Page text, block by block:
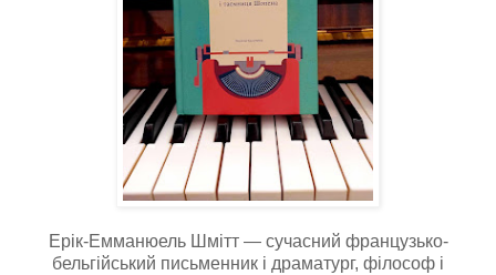
Ерік-Емманюель Шмітт — сучасний французько-
бельгійський письменник і драматург, філософ і